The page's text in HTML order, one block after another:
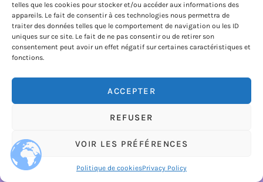
telles que les cookies pour stocker et/ou accéder aux informations des
appareils. Le fait de consentir à ces technologies nous permettra de
traiter des données telles que le comportement de navigation ou les ID
uniques sur ce site. Le fait de ne pas consentir ou de retirer son
consentement peut avoir un effet négatif sur certaines caractéristiques et
fonctions.
ACCEPTER
REFUSER
VOIR LES PRÉFÉRENCES
Politique de cookiesPrivacy Policy